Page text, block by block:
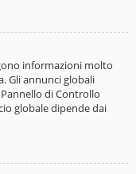
informazioni molto
Gli annunci globali
di Controllo
globale dipende dai